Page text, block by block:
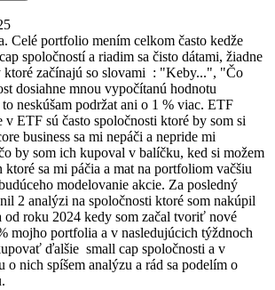
Celé portfolio mením celkom často kedže
spoločností a riadim sa čisto dátami, žiadne
ktoré začínajú so slovami : "Keby...", "Čo
dosiahne mnou vypočítanú hodnotu
neskúšam podržat ani o 1 % viac. ETF
v ETF sú často spoločnosti ktoré by som si
business sa mi nepáči a nepride mi
by som ich kupoval v balíčku, ked si možem
sa mi páčia a mat na portfoliom vačšiu
modelovanie akcie. Za posledný
2 analýzi na spoločnosti ktoré som nakúpil
od roku 2024 kedy som začal tvoriť nové
mojho portfolia a v nasledujúcich týždnoch
ďalšie small cap spoločnosti a v
o nich spíšem analýzu a rád sa podelím o